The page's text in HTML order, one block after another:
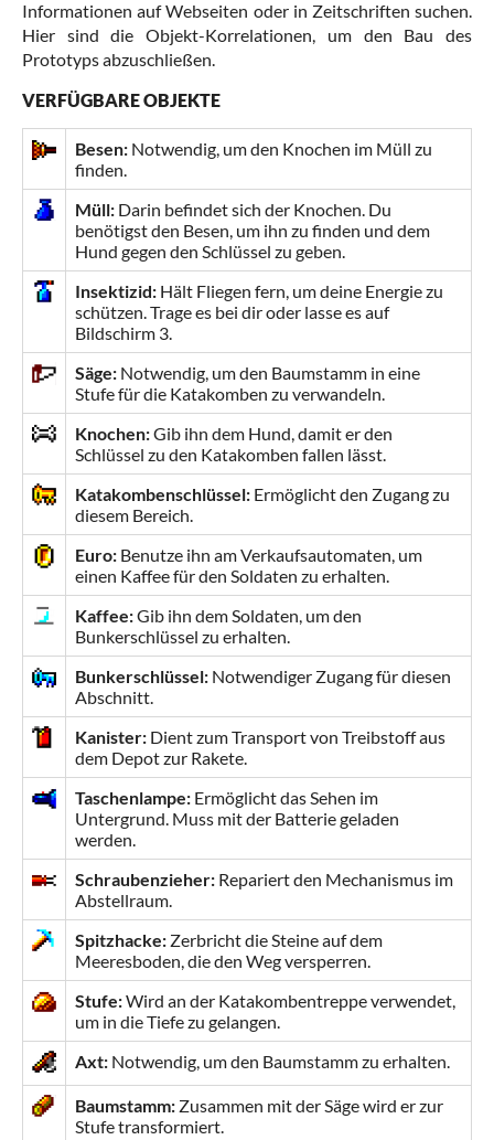
Informationen auf Webseiten oder in Zeitschriften suchen.
Hier sind die Objekt-Korrelationen, um den Bau des
Prototyps abzuschließen.
VERFÜGBARE OBJEKTE
Besen: Notwendig, um den Knochen im Müll zu
finden.
Müll: Darin befindet sich der Knochen. Du
benötigst den Besen, um ihn zu finden und dem
Hund gegen den Schlüssel zu geben.
Insektizid: Hält Fliegen fern, um deine Energie zu
schützen. Trage es bei dir oder lasse es auf
Bildschirm 3.
Säge: Notwendig, um den Baumstamm in eine
Stufe für die Katakomben zu verwandeln.
Knochen:Gib ihn dem Hund, damit er den
Schlüssel zu den Katakomben fallen lässt.
Katakombenschlüssel: Ermöglicht den Zugang zu
diesem Bereich.
Euro: Benutze ihn am Verkaufsautomaten, um
einen Kaffee für den Soldaten zu erhalten.
Kaffee:Gib ihn dem Soldaten, um den
Bunkerschlüssel zu erhalten.
Bunkerschlüssel: Notwendiger Zugang für diesen
Abschnitt.
Kanister: Dient zum Transport von Treibstoff aus
dem Depot zur Rakete.
Taschenlampe: Ermöglicht das Sehen im
Untergrund. Muss mit der Batterie geladen
werden.
Schraubenzieher: Repariert den Mechanismus im
Abstellraum.
Spitzhacke: Zerbricht die Steine auf dem
Meeresboden, die den Weg versperren.
Stufe:Wird an der Katakombentreppe verwendet,
um in die Tiefe zu gelangen.
Axt: Notwendig, um den Baumstamm zu erhalten.
Baumstamm: Zusammen mit der Säge wird er zur
Stufe transformiert.